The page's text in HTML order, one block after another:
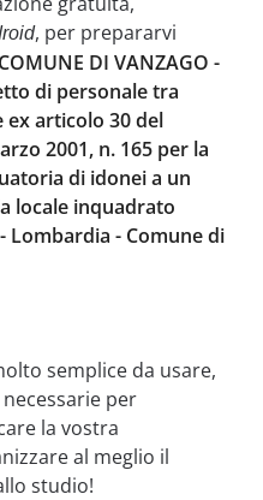
, per prepararvi
DI VANZAGO -
di personale tra
articolo 30 del
2001, n. 165 per la
di idonei a un
locale inquadrato
Lombardia - Comune di
semplice da usare,
per
la vostra
al meglio il
studio!